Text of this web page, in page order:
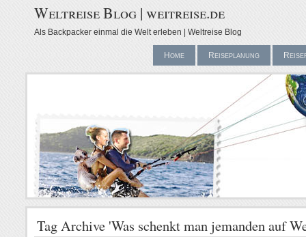
Weltreise Blog | weitreise.de
Als Backpacker einmal die Welt erleben | Weltreise Blog
Home Reiseplanung
Tag Archive 'Was schenkt man jemanden auf